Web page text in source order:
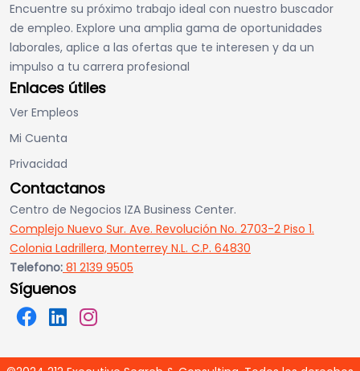
Encuentre su próximo trabajo ideal con nuestro buscador
de empleo. Explore una amplia gama de oportunidades
laborales, aplice a las ofertas que te interesen y da un
impulso a tu carrera profesional
Enlaces útiles
Ver Empleos
Mi Cuenta
Privacidad
Contactanos
Centro de Negocios IZA Business Center.
Complejo Nuevo Sur. Ave. Revolución No. 2703-2 Piso 1.
Colonia Ladrillera, Monterrey N.L. C.P. 64830
Telefono: 81 2139 9505
Síguenos